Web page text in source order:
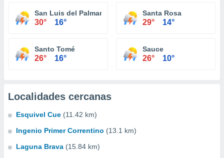
San Luis del Palmar
30° 16°
Santa Rosa
29° 14°
Santo Tomé
26° 16°
Sauce
26° 10°
Localidades cercanas
Esquivel Cue (11.42 km)
Ingenio Primer Correntino (13.1 km)
Laguna Brava (15.84 km)